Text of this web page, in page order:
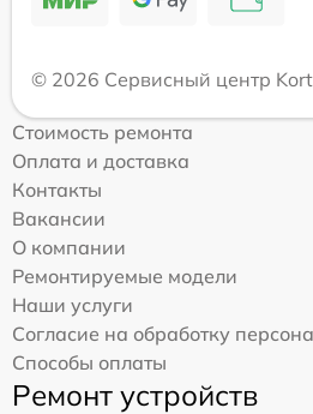
© 2026 Сервисный центр
Стоимость ремонта
Оплата и доставка
Контакты
Вакансии
О компании
Ремонтируемые модели
Наши услуги
Согласие на обработку
Способы оплаты
Ремонт устройств